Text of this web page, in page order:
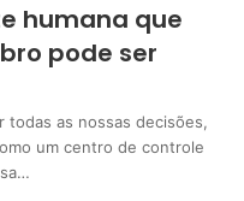
humana que
pode ser
todas as nossas decisões,
um centro de controle